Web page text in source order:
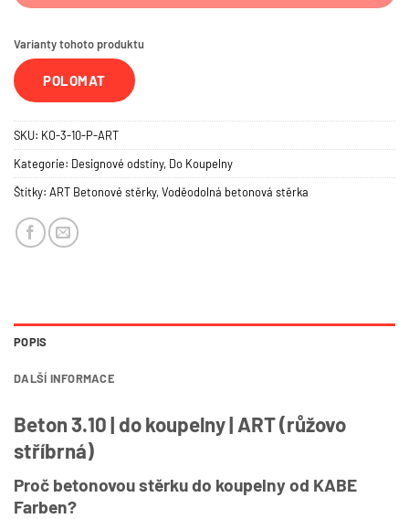
Varianty tohoto produktu
POLOMAT
SKU: KO-3-10-P-ART
Kategorie: Designové odstíny, Do Koupelny
Štítky: ART Betonové stěrky,Voděodolná betonová stěrka
POPIS
DALŠÍ INFORMACE
Beton 3.10 | do koupelny | ART (růžovo
stříbrná)
Proč betonovou stěrku do koupelny od KABE
Farben?